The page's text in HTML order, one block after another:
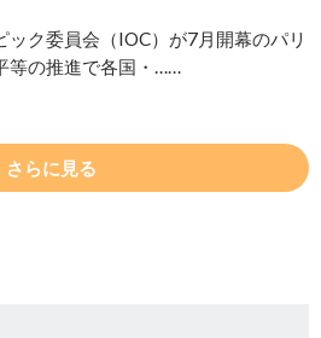
ック委員会（IOC）が7月開幕のパリ
等の推進で各国・……
さらに見る